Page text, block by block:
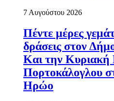
7 Αυγούστου 2026
Πέντε μέρες
δράσεις στον
Και την
Πορτοκάλογλου
Ηρώο